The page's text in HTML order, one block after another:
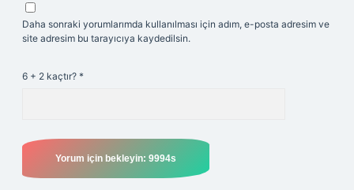
Daha sonraki yorumlarımda kullanılması için adım, e-posta adresim ve
site adresim bu tarayıcıya kaydedilsin.
6 + 2 kaçtır? *